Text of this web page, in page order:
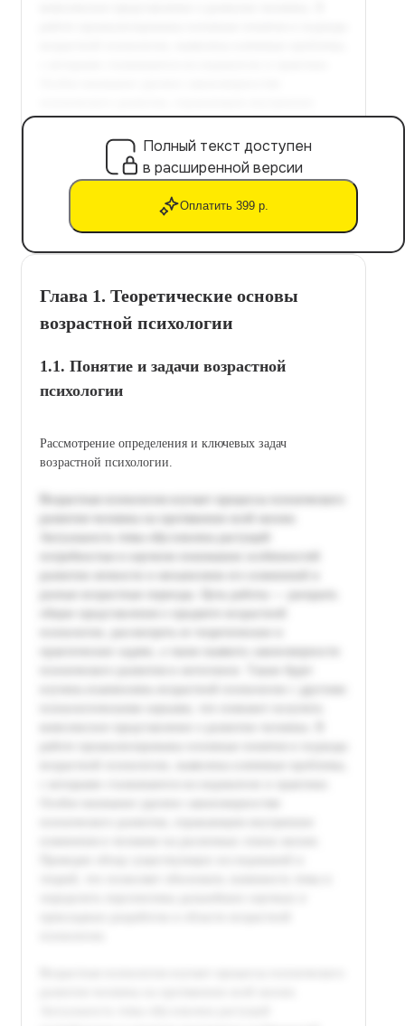
Полный текст доступен
в расширенной версии
Оплатить 399 р.
Глава 1. Теоретические основы
возрастной психологии
1.1. Понятие и задачи возрастной
психологии
Рассмотрение определения и ключевых задач
возрастной психологии.